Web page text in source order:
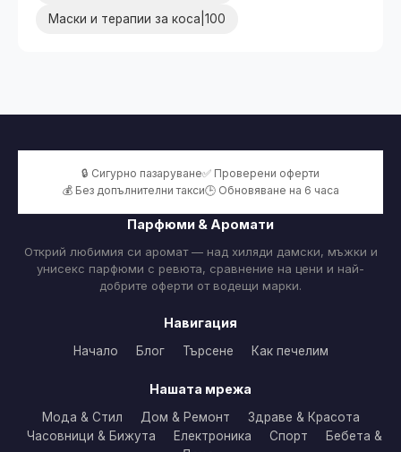
Маски и терапии за коса|100
🔒 Сигурно пазаруване✅ Проверени оферти
💰 Без допълнителни такси🕒 Обновяване на 6 часа
Парфюми & Аромати
Открий любимия си аромат — над хиляди дамски, мъжки и
унисекс парфюми с ревюта, сравнение на цени и най-
добрите оферти от водещи марки.
Навигация
Начало Блог Търсене Как печелим
Нашата мрежа
Мода & Стил Дом & Ремонт
Здраве & Красота
Часовници & Бижута
Електроника Спорт
Бебета &